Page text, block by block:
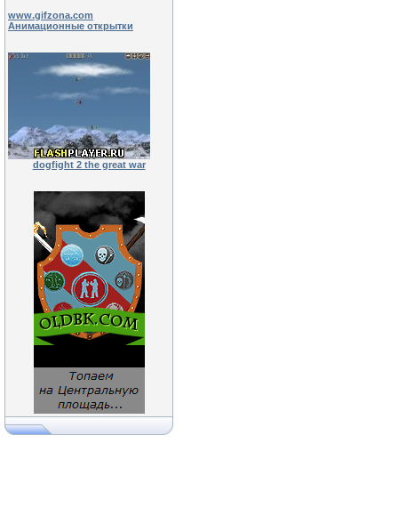
www.gifzona.com
Анимационные открытки
dogfight 2 the great war